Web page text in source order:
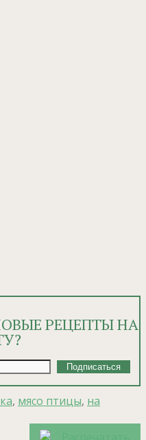
РЕЦЕПТЫ НА
, мясо птицы, на